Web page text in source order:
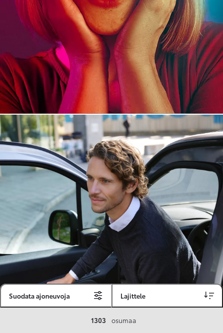
Suodata ajoneuvoja Lajittele
1303 osumaa